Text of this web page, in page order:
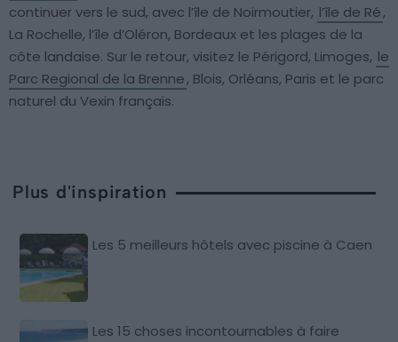
continuer vers le sud, avec l’île de Noirmoutier, l’île de Ré,
La Rochelle, l’île d’Oléron, Bordeaux et les plages de la
côte landaise. Sur le retour, visitez le Périgord, Limoges, le
Parc Regional de la Brenne, Blois, Orléans, Paris et le parc
naturel du Vexin français.
Plus d'inspiration
Les 5 meilleurs hôtels avec piscine à Caen
Les 15 choses incontournables à faire